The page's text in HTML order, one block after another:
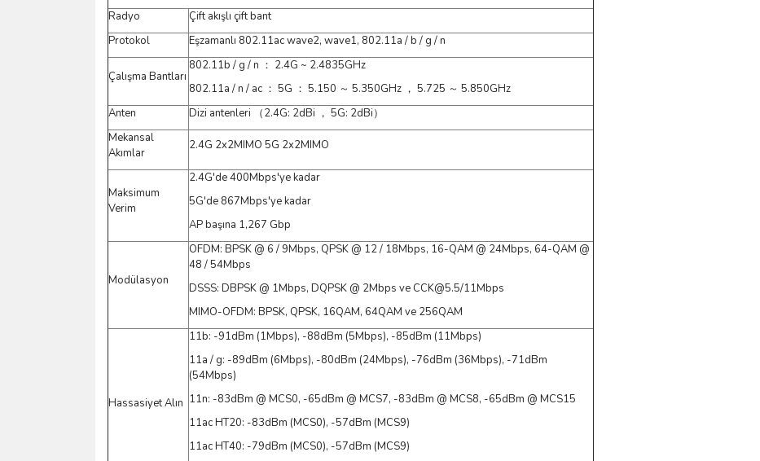
Radyo
Çift akışlı çift bant
Protokol
Eşzamanlı 802.11ac wave2, wave1, 802.11a / b / g / n
Çalışma Bantları
802.11b / g / n ： 2.4G ~ 2.4835GHz
802.11a / n / ac ： 5G ： 5.150 ～ 5.350GHz ， 5.725 ～ 5.850GHz
Anten
Dizi antenleri （2.4G: 2dBi ， 5G: 2dBi）
Mekansal
Akımlar
2.4G 2x2MIMO 5G 2x2MIMO
Maksimum
Verim
2.4G'de 400Mbps'ye kadar
5G'de 867Mbps'ye kadar
AP başına 1,267 Gbp
Modülasyon
OFDM: BPSK @ 6 / 9Mbps, QPSK @ 12 / 18Mbps, 16-QAM @ 24Mbps, 64-QAM @
48 / 54Mbps
DSSS: DBPSK @ 1Mbps, DQPSK @ 2Mbps ve CCK@5.5/11Mbps
MIMO-OFDM: BPSK, QPSK, 16QAM, 64QAM ve 256QAM
Hassasiyet Alın
11b: -91dBm (1Mbps), -88dBm (5Mbps), -85dBm (11Mbps)
11a / g: -89dBm (6Mbps), -80dBm (24Mbps), -76dBm (36Mbps), -71dBm
(54Mbps)
11n: -83dBm @ MCS0, -65dBm @ MCS7, -83dBm @ MCS8, -65dBm @ MCS15
11ac HT20: -83dBm (MCS0), -57dBm (MCS9)
11ac HT40: -79dBm (MCS0), -57dBm (MCS9)